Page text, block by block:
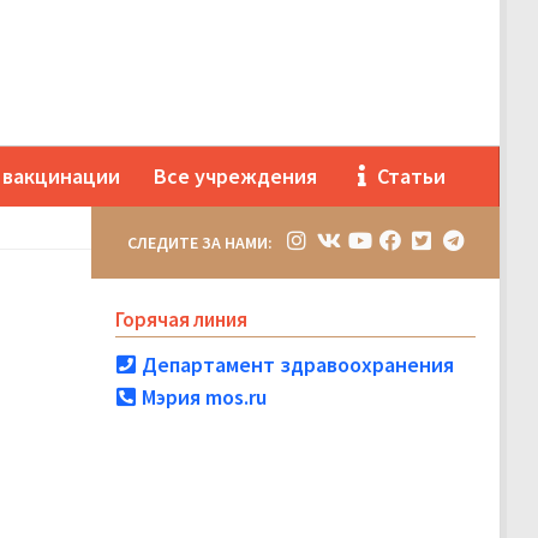
Все учреждения Статьи
СЛЕДИТЕ ЗА НАМИ:
Горячая линия
Департамент здравоохранения
Мэрия mos.ru